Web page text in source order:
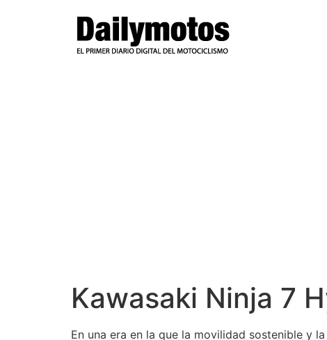
Kawasaki Ninja 7
En una era en la que la movilidad sostenible y